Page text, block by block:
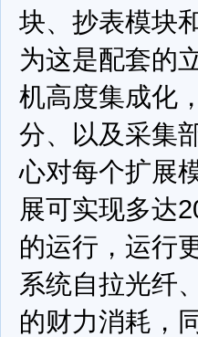
块、抄表模块
为这是配套的
机高度集成化
分、以及采集
心对每个扩展
展可实现多达
的运行，运行
系统自拉光纤
的财力消耗，